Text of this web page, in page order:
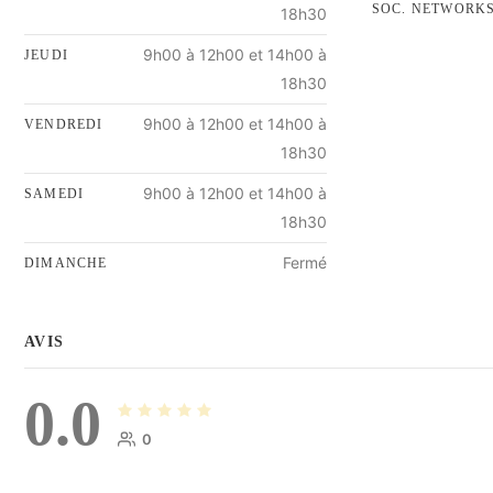
18h30
JEUDI
9h00 à 12h00 et 14h00 à
18h30
VENDREDI
9h00 à 12h00 et 14h00 à
18h30
SAMEDI
9h00 à 12h00 et 14h00 à
18h30
DIMANCHE Fermé
SOC. NETWORKS
AVIS
0.0 0